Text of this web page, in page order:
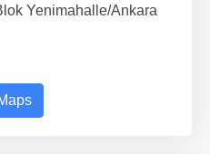
Yenimahalle/Ankara